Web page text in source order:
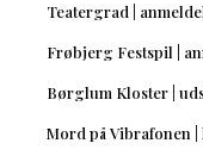
Teatergrad |
Frøbjerg Festspil |
Børglum Kloster |
Mord på Vibrafonen